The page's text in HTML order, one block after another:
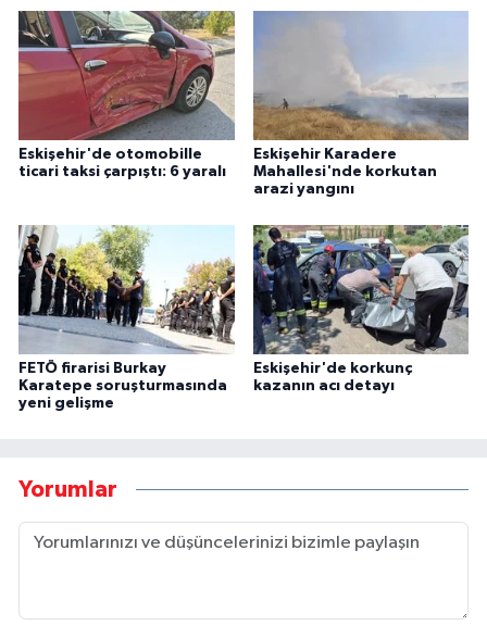
Eskişehir'de otomobille
ticari taksi çarpıştı: 6 yaralı
Eskişehir Karadere
Mahallesi'nde korkutan
arazi yangını
FETÖ firarisi Burkay
Karatepe soruşturmasında
yeni gelişme
Eskişehir'de korkunç
kazanın acı detayı
Yorumlar